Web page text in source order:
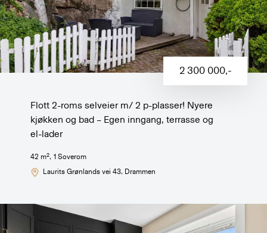
2 300 000,-
Flott 2-roms selveier m/ 2 p-plasser! Nyere
kjøkken og bad – Egen inngang, terrasse og
el-lader
42 m2, 1 Soverom
Laurits Grønlands vei 43, Drammen